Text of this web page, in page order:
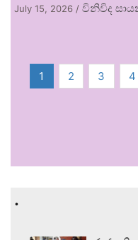
July 15, 2026 / විනිවිද
1 2 3 4
.